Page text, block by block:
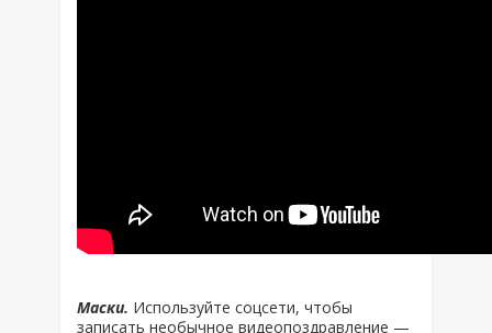
Маски. Используйте соцсети, чтобы
записать необычное видеопоздравление —